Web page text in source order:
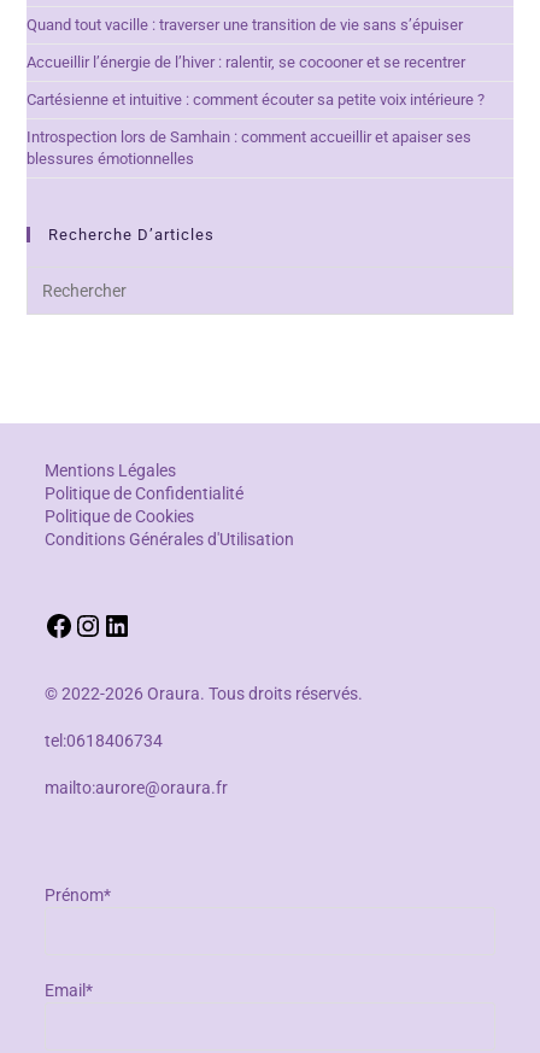
Quand tout vacille : traverser une transition de vie sans s’épuiser
Accueillir l’énergie de l’hiver : ralentir, se cocooner et se recentrer
Cartésienne et intuitive : comment écouter sa petite voix intérieure ?
Introspection lors de Samhain : comment accueillir et apaiser ses
blessures émotionnelles
Recherche D’articles
Mentions Légales
Politique de Confidentialité
Politique de Cookies
Conditions Générales d'Utilisation
© 2022-2026 Oraura. Tous droits réservés.
tel:0618406734
mailto:aurore@oraura.fr
Prénom*
Email*